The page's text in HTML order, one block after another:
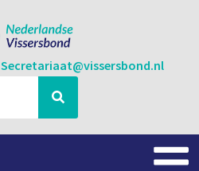
Secretariaat@vissersbond.nl